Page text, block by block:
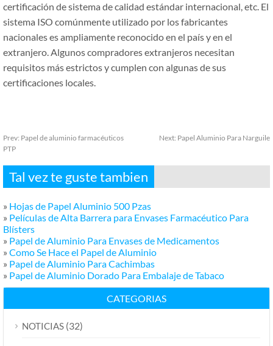
certificación de sistema de calidad estándar internacional, etc. El
sistema ISO comúnmente utilizado por los fabricantes
nacionales es ampliamente reconocido en el país y en el
extranjero. Algunos compradores extranjeros necesitan
requisitos más estrictos y cumplen con algunas de sus
certificaciones locales.
Prev: Papel de aluminio farmacéuticos
PTP
Next: Papel Aluminio Para Narguile
Tal vez te guste tambien
» Hojas de Papel Aluminio 500 Pzas
» Películas de Alta Barrera para Envases Farmacéutico Para
Blísters
» Papel de Aluminio Para Envases de Medicamentos
» Como Se Hace el Papel de Aluminio
» Papel de Aluminio Para Cachimbas
» Papel de Aluminio Dorado Para Embalaje de Tabaco
CATEGORIAS
NOTICIAS (32)